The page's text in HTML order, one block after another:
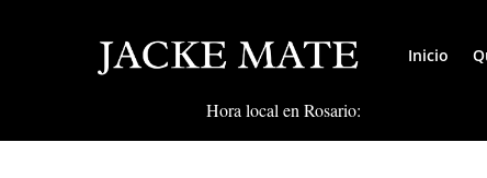
Inicio
Hora local en Rosario: